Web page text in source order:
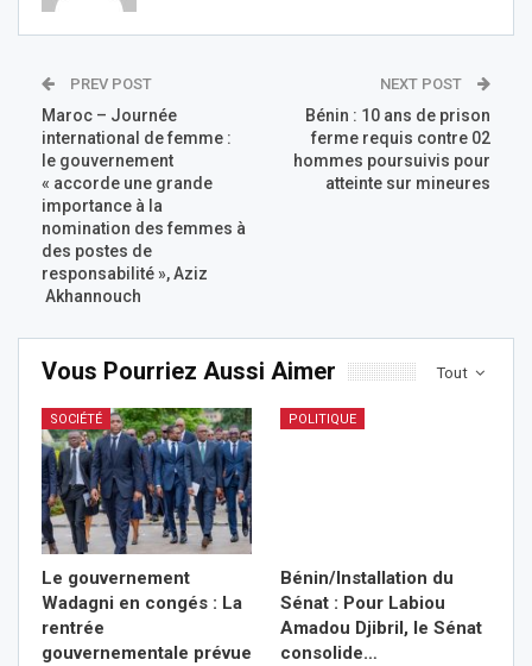
PREV POST
Maroc – Journée
international de femme :
le gouvernement
« accorde une grande
importance à la
nomination des femmes à
des postes de
responsabilité », Aziz
Akhannouch
NEXT POST
Bénin : 10 ans de prison
ferme requis contre 02
hommes poursuivis pour
atteinte sur mineures
Tout
Vous Pourriez Aussi Aimer
SOCIÉTÉ
Le gouvernement
Wadagni en congés : La
rentrée
gouvernementale prévue
POLITIQUE
Bénin/Installation du
Sénat : Pour Labiou
Amadou Djibril, le Sénat
consolide…